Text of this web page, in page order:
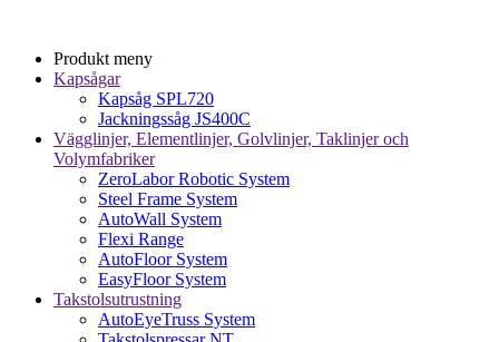
Produkt meny
Kapsågar
Kapsåg SPL720
Jackningssåg JS400C
Vägglinjer, Elementlinjer, Golvlinjer, Taklinjer och
Volymfabriker
ZeroLabor Robotic System
Steel Frame System
AutoWall System
Flexi Range
AutoFloor System
EasyFloor System
Takstolsutrustning
AutoEyeTruss System